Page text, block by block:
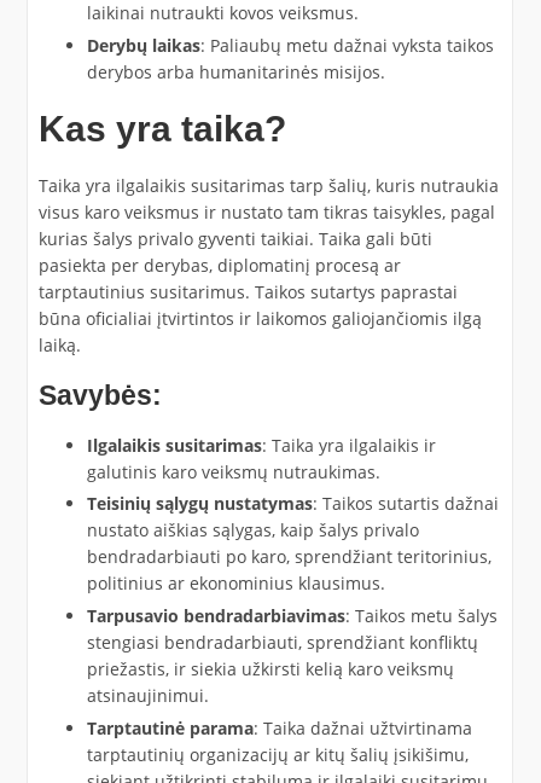
laikinai nutraukti kovos veiksmus.
Derybų laikas: Paliaubų metu dažnai vyksta taikos
derybos arba humanitarinės misijos.
Kas yra taika?
Taika yra ilgalaikis susitarimas tarp šalių, kuris nutraukia
visus karo veiksmus ir nustato tam tikras taisykles, pagal
kurias šalys privalo gyventi taikiai. Taika gali būti
pasiekta per derybas, diplomatinį procesą ar
tarptautinius susitarimus. Taikos sutartys paprastai
būna oficialiai įtvirtintos ir laikomos galiojančiomis ilgą
laiką.
Savybės:
Ilgalaikis susitarimas: Taika yra ilgalaikis ir
galutinis karo veiksmų nutraukimas.
Teisinių sąlygų nustatymas: Taikos sutartis dažnai
nustato aiškias sąlygas, kaip šalys privalo
bendradarbiauti po karo, sprendžiant teritorinius,
politinius ar ekonominius klausimus.
Tarpusavio bendradarbiavimas: Taikos metu šalys
stengiasi bendradarbiauti, sprendžiant konfliktų
priežastis, ir siekia užkirsti kelią karo veiksmų
atsinaujinimui.
Tarptautinė parama: Taika dažnai užtvirtinama
tarptautinių organizacijų ar kitų šalių įsikišimu,